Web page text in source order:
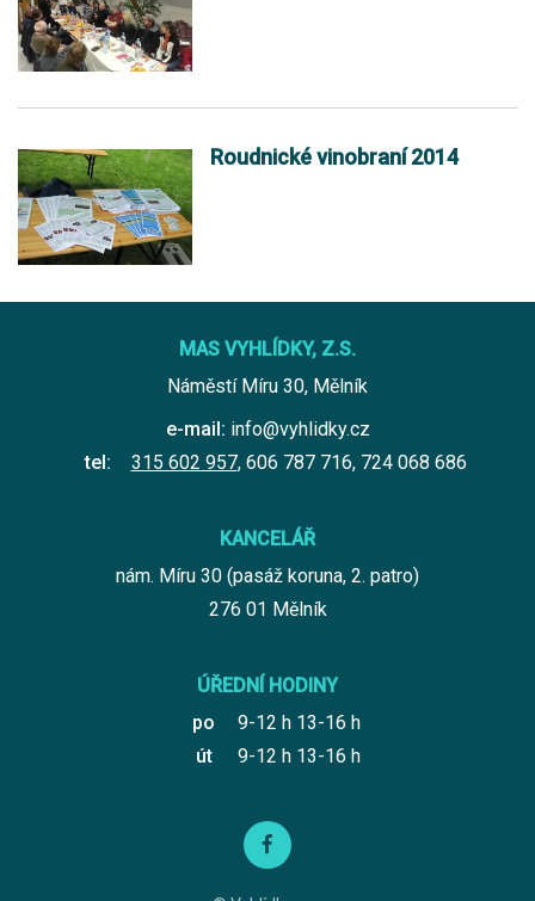
Roudnické vinobraní 2014
MAS VYHLÍDKY, Z.S.
Náměstí Míru 30, Mělník
e-mail: info@vyhlidky.cz
tel:
315 602 957, 606 787 716, 724 068 686
KANCELÁŘ
nám. Míru 30 (pasáž koruna, 2. patro)
276 01 Mělník
ÚŘEDNÍ HODINY
po
9-12 h 13-16 h
út
9-12 h 13-16 h